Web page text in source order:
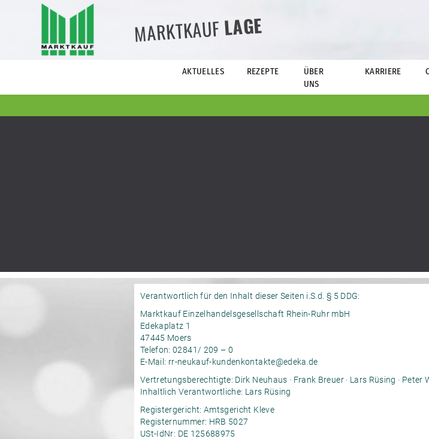
MARKTKAUFLAGE
AKTUELLES REZEPTE
ÜBER
UNS
KARRIERE
Verantwortlich für den Inhalt dieser Seiten i.S.d. § 5 DDG:
Marktkauf Einzelhandelsgesellschaft Rhein-Ruhr mbH
Edekaplatz 1
47445 Moers
Telefon: 02841/ 209 – 0
E-Mail: rr-neukauf-kundenkontakte@edeka.de
Vertretungsberechtigte: Dirk Neuhaus · Frank Breuer · Lars Rüsing · Peter
Inhaltlich Verantwortliche: Lars Rüsing
Registergericht: Amtsgericht Kleve
Registernummer: HRB 5027
USt-IdNr: DE 125688975